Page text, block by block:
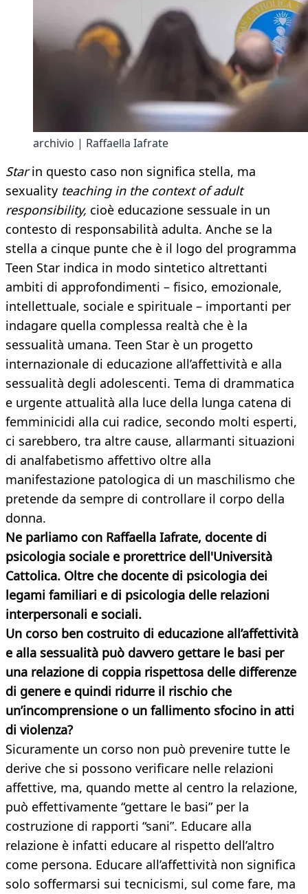
archivio | Raffaella Iafrate
Starin questo caso non significa stella, ma
sexuality teaching in the context of adult
responsibility, cioè educazione sessuale in un
contesto di responsabilità adulta. Anche se la
stella a cinque punte che è il logo del programma
Teen Star indica in modo sintetico altrettanti
ambiti di approfondimenti – fisico, emozionale,
intellettuale, sociale e spirituale – importanti per
indagare quella complessa realtà che è la
sessualità umana. Teen Star è un progetto
internazionale di educazione all’affettività e alla
sessualità degli adolescenti. Tema di drammatica
e urgente attualità alla luce della lunga catena di
femminicidi alla cui radice, secondo molti esperti,
ci sarebbero, tra altre cause, allarmanti situazioni
di analfabetismo affettivo oltre alla
manifestazione patologica di un maschilismo che
pretende da sempre di controllare il corpo della
donna.
Ne parliamo con Raffaella Iafrate, docente di
psicologia sociale e prorettrice dell'Università
Cattolica. Oltre che docente di psicologia dei
legami familiari e di psicologia delle relazioni
interpersonali e sociali.
Un corso ben costruito di educazione all’affettività
e alla sessualità può davvero gettare le basi per
una relazione di coppia rispettosa delle differenze
di genere e quindi ridurre il rischio che
un’incomprensione o un fallimento sfocino in atti
di violenza?
Sicuramente un corso non può prevenire tutte le
derive che si possono verificare nelle relazioni
affettive, ma, quando mette al centro la relazione,
può effettivamente “gettare le basi” per la
costruzione di rapporti “sani”. Educare alla
relazione è infatti educare al rispetto dell’altro
come persona. Educare all’affettività non significa
solo soffermarsi sui tecnicismi, sul come fare, ma